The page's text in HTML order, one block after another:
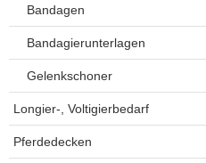
Bandagen
Bandagierunterlagen
Gelenkschoner
Longier-, Voltigierbedarf
Pferdedecken